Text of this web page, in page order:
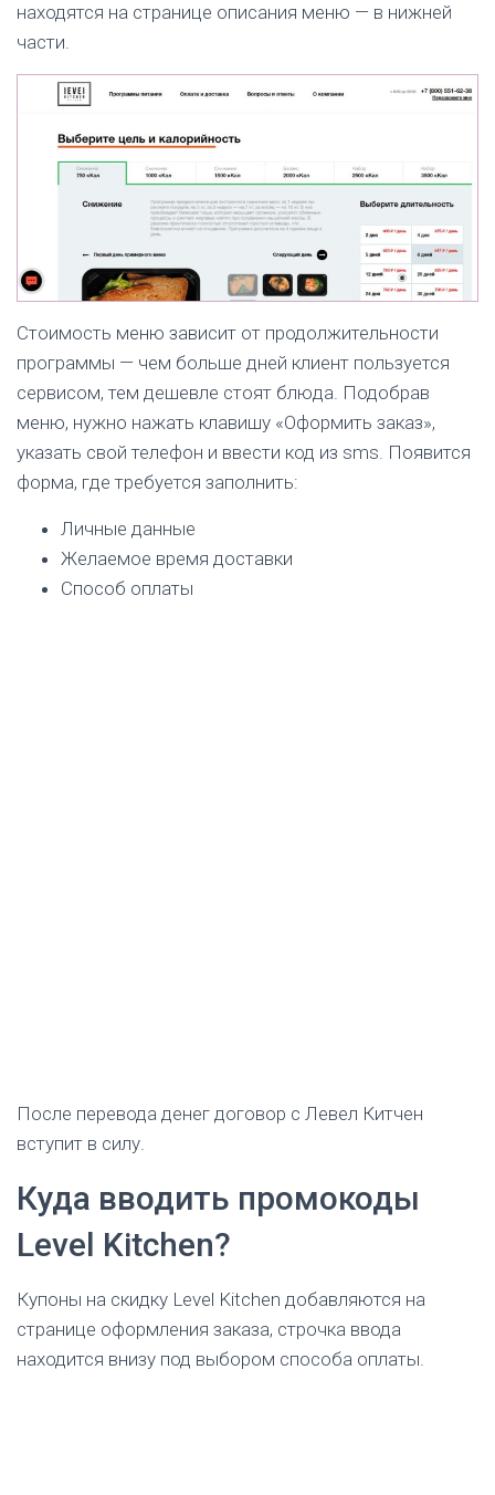
1, помещ. 15Б/5
находятся на странице описания меню — в нижней
части.
Стоимость меню зависит от продолжительности
программы — чем больше дней клиент пользуется
сервисом, тем дешевле стоят блюда. Подобрав
меню, нужно нажать клавишу «Оформить заказ»,
указать свой телефон и ввести код из sms. Появится
форма, где требуется заполнить:
Личные данные
Желаемое время доставки
Способ оплаты
После перевода денег договор с Левел Китчен
вступит в силу.
Куда вводить промокоды
Level Kitchen?
Купоны на скидку Level Kitchen добавляются на
странице оформления заказа, строчка ввода
находится внизу под выбором способа оплаты.